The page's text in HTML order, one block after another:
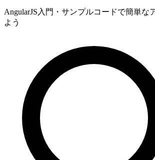
AngularJS入門・サンプルコードで簡単な
よう